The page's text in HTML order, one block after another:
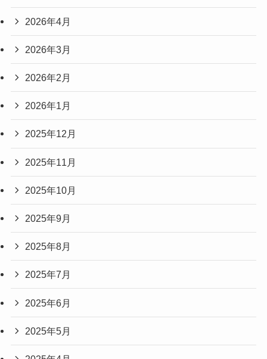
2026年4月
2026年3月
2026年2月
2026年1月
2025年12月
2025年11月
2025年10月
2025年9月
2025年8月
2025年7月
2025年6月
2025年5月